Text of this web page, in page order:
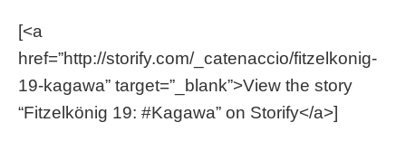
[<a
href=”http://storify.com/_catenaccio/fitzelkonig-
19-kagawa” target=”_blank”>View the story
“Fitzelkönig 19: #Kagawa” on Storify</a>]